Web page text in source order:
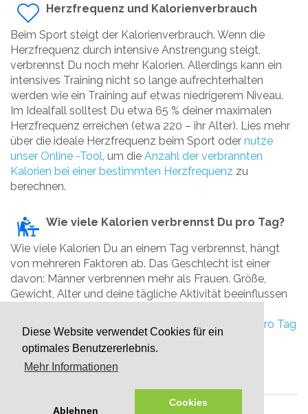
Diese Website verwendet Cookies für ein
optimales Benutzererlebnis.
Mehr Informationen
Ablehnen
Cookies
Herzfrequenz und Kalorienverbrauch
Beim Sport steigt der Kalorienverbrauch. Wenn die
Herzfrequenz durch intensive Anstrengung steigt,
verbrennst Du noch mehr Kalorien. Allerdings kann ein
intensives Training nicht so lange aufrechterhalten
werden wie ein Training auf etwas niedrigerem Niveau.
Im Idealfall solltest Du etwa 65 % deiner maximalen
Herzfrequenz erreichen (etwa 220 – ihr Alter). Lies mehr
über die ideale Herzfrequenz beim Sport oder nutze
unser Online -Tool, um die Anzahl der verbrannten
Kalorien bei einer bestimmten Herzfrequenz zu
berechnen.
Wie viele Kalorien verbrennst Du pro Tag?
Wie viele Kalorien Du an einem Tag verbrennst, hängt
von mehreren Faktoren ab. Das Geschlecht ist einer
davon: Männer verbrennen mehr als Frauen. Größe,
Gewicht, Alter und deine tägliche Aktivität beeinflussen
benötigst. Berechne online, wie viele Kalorien Du pro Tag
benötigst.